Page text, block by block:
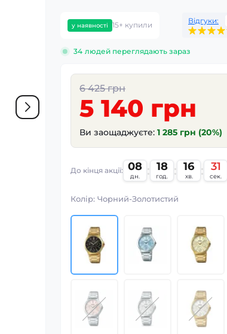
у наявності 15+ купили Відгуки:
34 людей переглядають зараз
6 425 грн
5 140 грн
Ви заощаджуєте: 1 285 грн (20%)
До кінця акції: 08
дн. : 18
год. : 16
хв. : 30
сек.
Колір: Чорний-Золотистий